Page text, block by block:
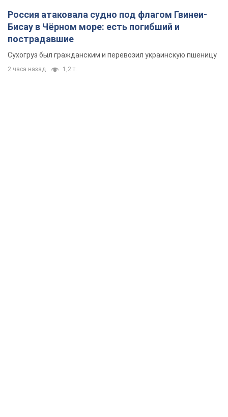
Россия атаковала судно под флагом Гвинеи-
Бисау в Чёрном море: есть погибший и
пострадавшие
Сухогруз был гражданским и перевозил украинскую пшеницу
2 часа назад 1,2 т.